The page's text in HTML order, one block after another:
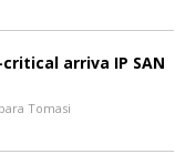
arriva IP SAN
Tomasi